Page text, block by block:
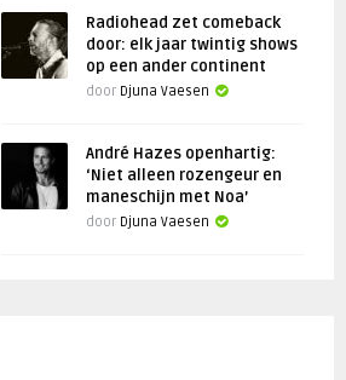
Radiohead zet comeback
door: elk jaar twintig shows
op een ander continent
door Djuna Vaesen
André Hazes openhartig:
‘Niet alleen rozengeur en
maneschijn met Noa’
door Djuna Vaesen